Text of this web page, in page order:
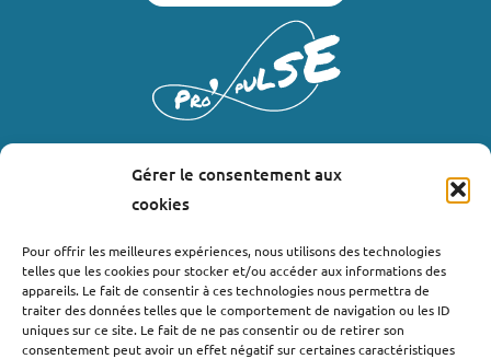
Gérer le consentement aux
cookies
Pour offrir les meilleures expériences, nous utilisons des technologies
telles que les cookies pour stocker et/ou accéder aux informations des
appareils. Le fait de consentir à ces technologies nous permettra de
traiter des données telles que le comportement de navigation ou les ID
uniques sur ce site. Le fait de ne pas consentir ou de retirer son
consentement peut avoir un effet négatif sur certaines caractéristiques
Où nous trouver ?
Bollène
Nyons
Valréas